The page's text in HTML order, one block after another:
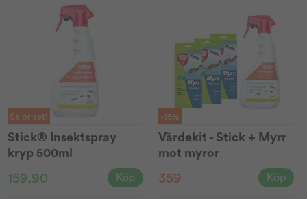
Se priset!
Stick® Insektspray
kryp 500ml
159,90 Köp
-15%
Värdekit - Stick + Myrr
mot myror
359 Köp